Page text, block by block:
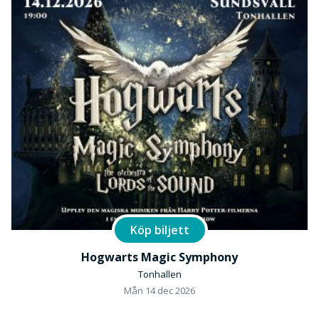
Köp biljett
Hogwarts Magic Symphony
Tonhallen
Mån 14 dec 2026